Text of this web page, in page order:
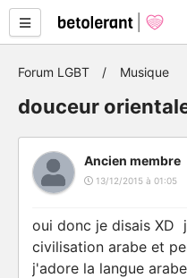
Forum LGBT Musique
douceur
Ancien membre
13/12/2015 à 01:05
oui donc je disais XD
civilisation arabe et
j'adore la langue